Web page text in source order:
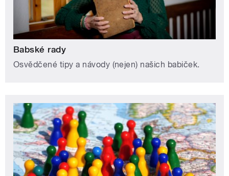
Babské rady
Osvědčené tipy a návody (nejen) našich babiček.